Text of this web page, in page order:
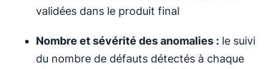
validées dans le produit final
Nombre et sévérité des anomalies : le suivi
du nombre de défauts détectés à chaque